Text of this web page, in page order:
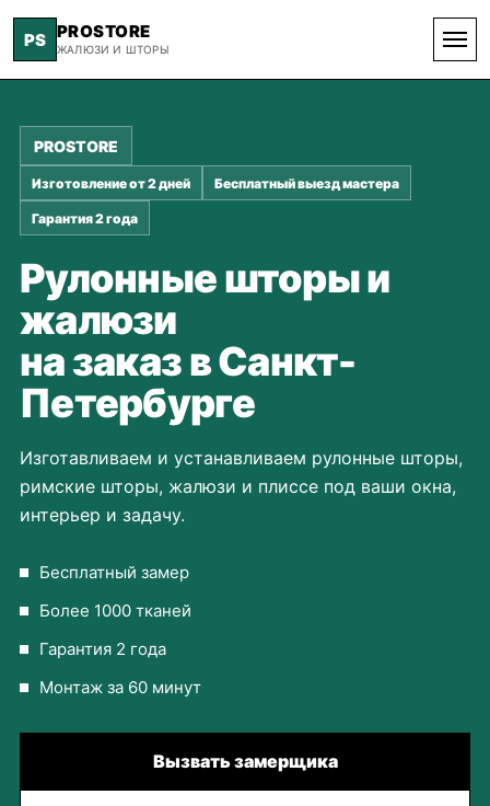
PS PROSTORE
ЖАЛЮЗИ И ШТОРЫ
PROSTORE
Изготовление от 2 дней Бесплатный выезд мастера
Гарантия 2 года
Рулонные шторы и
жалюзи
на заказ в Санкт-
Петербурге
Изготавливаем и устанавливаем рулонные шторы,
римские шторы, жалюзи и плиссе под ваши окна,
интерьер и задачу.
Бесплатный замер
Более 1000 тканей
Гарантия 2 года
Монтаж за 60 минут
Вызвать замерщика